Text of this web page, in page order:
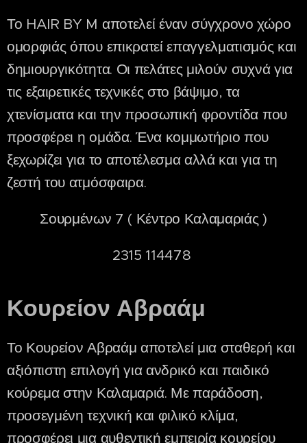
Το HAIR BY M αποτελεί έναν σύγχρονο χώρο
ομορφιάς όπου επικρατεί επαγγελματισμός και
δημιουργικότητα. Οι πελάτες μιλούν συχνά για
τις εξαιρετικές τεχνικές στο βάψιμο, τα
χτενίσματα και την προσωπική φροντίδα που
προσφέρει η ομάδα. Ένα κομμωτήριο που
ξεχωρίζει για το αποτέλεσμα αλλά και για τη
ζεστή του ατμόσφαιρα.
Σουρμένων 7 ( Κέντρο Καλαμαριάς )
2315 114478
Κουρείον Αβραάμ
Το Κουρείον Αβραάμ αποτελεί μια σταθερή και
αξιόπιστη επιλογή για ανδρικό και παιδικό
κούρεμα στην Καλαμαριά. Με παράδοση,
προσεγμένη τεχνική και φιλικό κλίμα,
προσφέρει μια αυθεντική εμπειρία κουρείου